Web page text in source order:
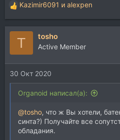
Р
е
а
и
и
:
Kazimir6091 и alexpen
T tosho
Active Member
30 Окт 2020
Organoid написал(а):
@tosho, что ж Вы хотели,
синта?) Получайте все
обладания.